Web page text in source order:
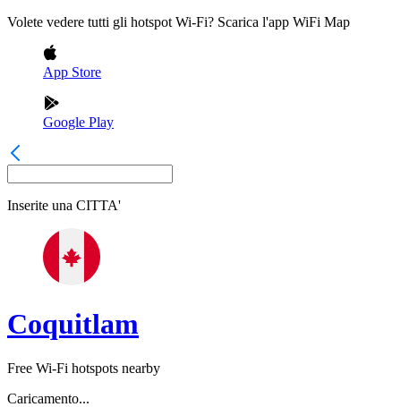
Volete vedere tutti gli hotspot Wi-Fi? Scarica l'app WiFi Map
App Store
Google Play
Inserite una CITTA'
Coquitlam
Free Wi-Fi hotspots nearby
Caricamento...